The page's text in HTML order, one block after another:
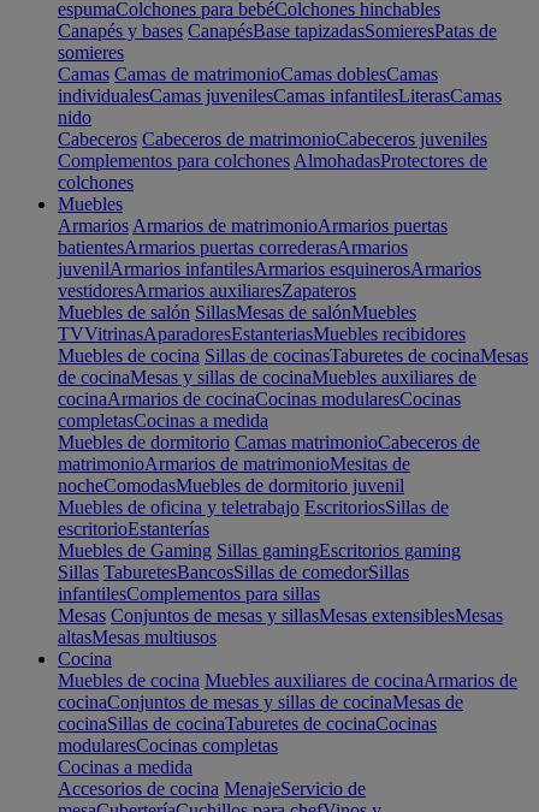
espumaColchones para bebéColchones hinchables
Canapés y bases CanapésBase tapizadasSomieresPatas de
somieres
Camas Camas de matrimonioCamas doblesCamas
individualesCamas juvenilesCamas infantilesLiterasCamas
nido
Cabeceros Cabeceros de matrimonioCabeceros juveniles
Complementos para colchones AlmohadasProtectores de
colchones
Muebles
Armarios Armarios de matrimonioArmarios puertas
batientesArmarios puertas correderasArmarios
juvenilArmarios infantilesArmarios esquinerosArmarios
vestidoresArmarios auxiliaresZapateros
Muebles de salón SillasMesas de salónMuebles
TVVitrinasAparadoresEstanteriasMuebles recibidores
Muebles de cocina Sillas de cocinasTaburetes de cocinaMesas
de cocinaMesas y sillas de cocinaMuebles auxiliares de
cocinaArmarios de cocinaCocinas modularesCocinas
completasCocinas a medida
Muebles de dormitorio Camas matrimonioCabeceros de
matrimonioArmarios de matrimonioMesitas de
nocheComodasMuebles de dormitorio juvenil
Muebles de oficina y teletrabajo EscritoriosSillas de
escritorioEstanterías
Muebles de Gaming Sillas gamingEscritorios gaming
Sillas TaburetesBancosSillas de comedorSillas
infantilesComplementos para sillas
Mesas Conjuntos de mesas y sillasMesas extensiblesMesas
altasMesas multiusos
Cocina
Muebles de cocina Muebles auxiliares de cocinaArmarios de
cocinaConjuntos de mesas y sillas de cocinaMesas de
cocinaSillas de cocinaTaburetes de cocinaCocinas
modularesCocinas completas
Cocinas a medida
Accesorios de cocina MenajeServicio de